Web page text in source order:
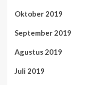
Oktober 2019
September 2019
Agustus 2019
Juli 2019